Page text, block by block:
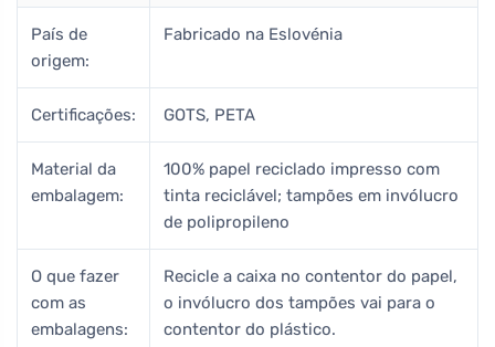
País de
origem:
Fabricado na Eslovénia
Certificações: GOTS, PETA
Material da
embalagem:
100% papel reciclado impresso com
tinta reciclável; tampões em invólucro
de polipropileno
O que fazer
com as
embalagens:
Recicle a caixa no contentor do papel,
o invólucro dos tampões vai para o
contentor do plástico.